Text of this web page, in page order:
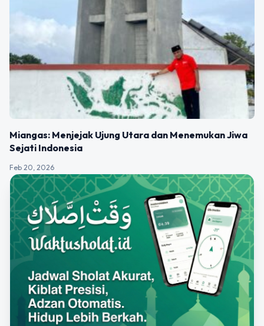
Miangas: Menjejak Ujung Utara dan Menemukan Jiwa
Sejati Indonesia
Feb 20, 2026